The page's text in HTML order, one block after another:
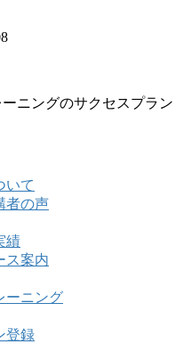
ニングのサクセスプラン
いて
者の声
績
ス案内
ーニング
登録